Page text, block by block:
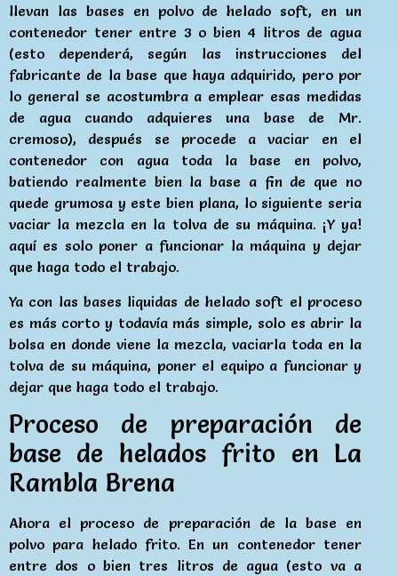
llevan las bases en polvo de helado soft, en un
contenedor tener entre 3 o bien 4 litros de agua
(esto dependerá, según las instrucciones del
fabricante de la base que haya adquirido, pero por
lo general se acostumbra a emplear esas medidas
de agua cuando adquieres una base de Mr.
cremoso), después se procede a vaciar en el
contenedor con agua toda la base en polvo,
batiendo realmente bien la base a fin de que no
quede grumosa y este bien plana, lo siguiente seria
vaciar la mezcla en la tolva de su máquina. ¡Y ya!
aquí es solo poner a funcionar la máquina y dejar
que haga todo el trabajo.
Ya con las bases liquidas de helado soft el proceso
es más corto y todavía más simple, solo es abrir la
bolsa en donde viene la mezcla, vaciarla toda en la
tolva de su máquina, poner el equipo a funcionar y
dejar que haga todo el trabajo.
Proceso de preparación de
base de helados frito en La
Rambla Brena
Ahora el proceso de preparación de la base en
polvo para helado frito. En un contenedor tener
entre dos o bien tres litros de agua (esto va a